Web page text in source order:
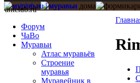
antclub.ru
Форум
ЧаВо
Муравьи
Атлас муравьёв
Строение
муравья
Муравейник в